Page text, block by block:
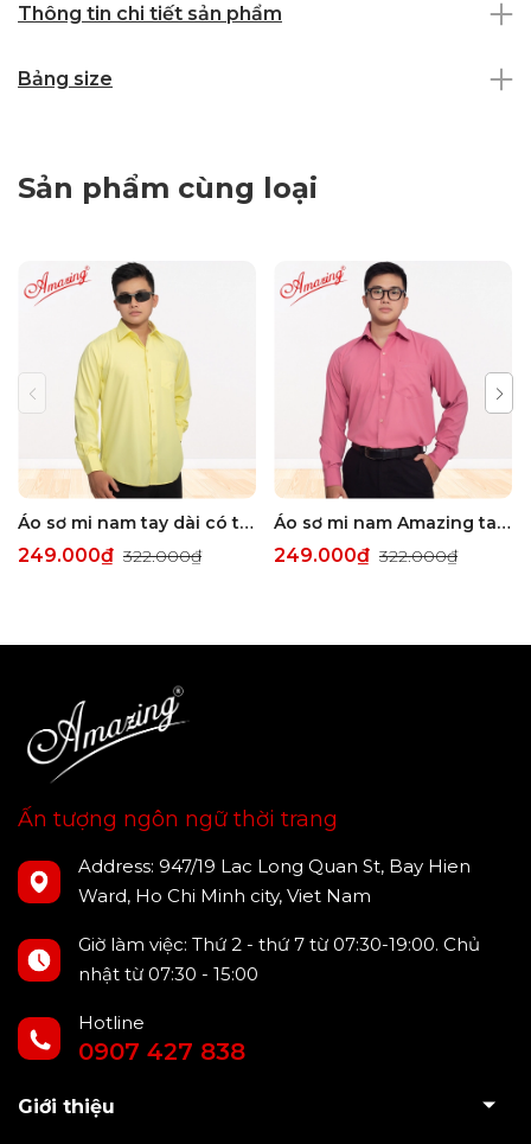
Thông tin chi tiết sản phẩm
Bảng size
Sản phẩm cùng loại
Áo sơ mi nam tay dài có túi Amazing, form truyền thống, vải sợi tre, size đại tới 110kg, nhiều màu
249.000₫ 322.000₫
Áo sơ mi nam Amazing tay dài vạt bầu, form truyền thống, vải KT sợi tre, size đại tới 110kg, nhiều màu
249.000₫ 322.000₫
Ấn tượng ngôn ngữ thời trang
Address: 947/19 Lac Long Quan St, Bay Hien
Ward, Ho Chi Minh city, Viet Nam
Giờ làm việc: Thứ 2 - thứ 7 từ 07:30-19:00. Chủ
nhật từ 07:30 - 15:00
Hotline
0907 427 838
Giới thiệu